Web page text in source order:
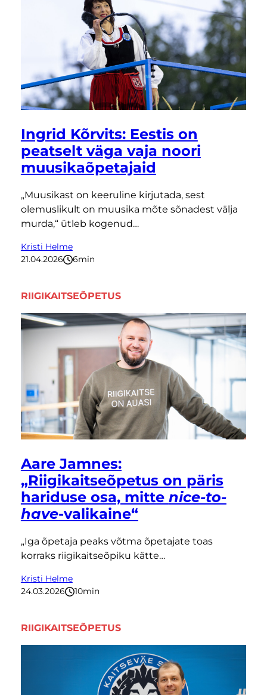
Ingrid Kõrvits: Eestis on
peatselt väga vaja noori
muusikaõpetajaid
„Muusikast on keeruline kirjutada, sest
olemuslikult on muusika mõte sõnadest välja
murda,“ ütleb kogenud…
Kristi Helme
21.04.2026
6minutit
RIIGIKAITSEÕPETUS
Aare Jamnes:
„Riigikaitseõpetus on päris
hariduse osa, mitte nice-to-
have-valikaine“
„Iga õpetaja peaks võtma õpetajate toas
korraks riigikaitseõpiku kätte…
Kristi Helme
24.03.2026
10minutit
RIIGIKAITSEÕPETUS